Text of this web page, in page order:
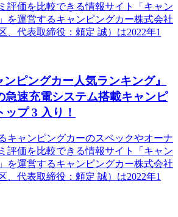
評価を比較できる情報サイト「キャン
を運営するキャンピングカー株式会社
、代表取締役：頼定 誠）は2022年1
ピングカー人気ランキング』
急速充電システム搭載キャンピ
プ 3 入り！
キャンピングカーのスペックやオーナ
評価を比較できる情報サイト「キャン
を運営するキャンピングカー株式会社
、代表取締役：頼定 誠）は2022年1